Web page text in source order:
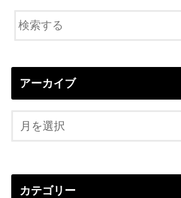
アーカイブ
カテゴリー